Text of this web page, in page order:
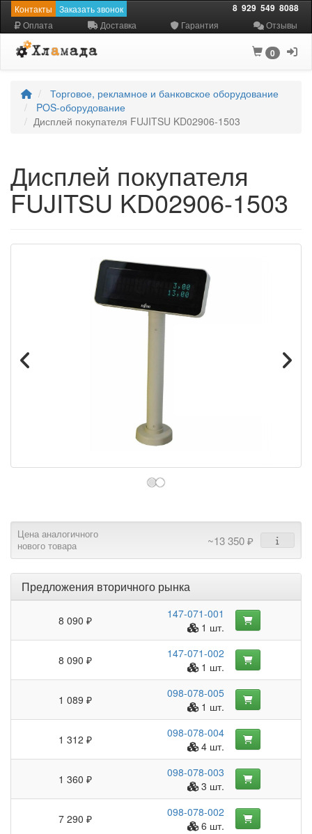
Контакты Заказать звонок 8 929 549 8088
Оплата Доставка Гарантия Отзывы
0
Торговое, рекламное и банковское оборудование
POS-оборудование
Дисплей покупателя FUJITSU KD02906-1503
Дисплей покупателя
FUJITSU KD02906-1503
Цена аналогичного
нового товара
~13 350 ₽
Предложения вторичного рынка
8 090 ₽
147-071-001
1 шт.
8 090 ₽
147-071-002
1 шт.
1 089 ₽
098-078-005
1 шт.
1 312 ₽
098-078-004
4 шт.
1 360 ₽
098-078-003
3 шт.
7 290 ₽
098-078-002
6 шт.